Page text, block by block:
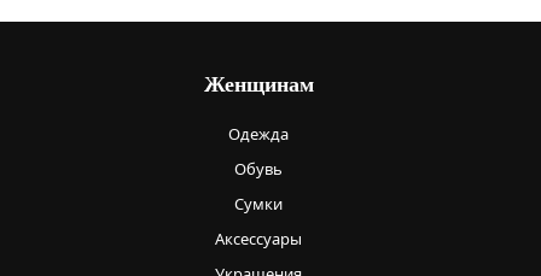
Женщинам
Одежда
Обувь
Сумки
Аксессуары